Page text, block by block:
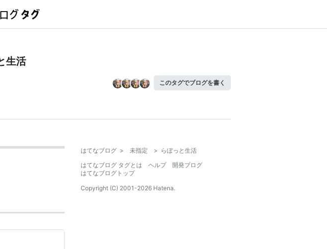
生活
このタグでブログを書く
はてなブログ > 未指定 > らぼっと生活
はてなブログ タグとは
ヘルプ
開発ブログ
はてなブログトップ
Copyright (C) 2001-2026 Hatena.